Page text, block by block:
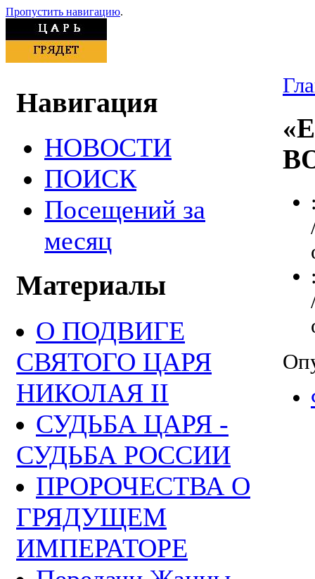
Пропустить навигацию.
Навигация
НОВОСТИ
ПОИСК
Посещений за
месяц
Материалы
О ПОДВИГЕ
СВЯТОГО ЦАРЯ
НИКОЛАЯ II
СУДЬБА ЦАРЯ -
СУДЬБА РОССИИ
ПРОРОЧЕСТВА О
ГРЯДУЩЕМ
ИМПЕРАТОРЕ